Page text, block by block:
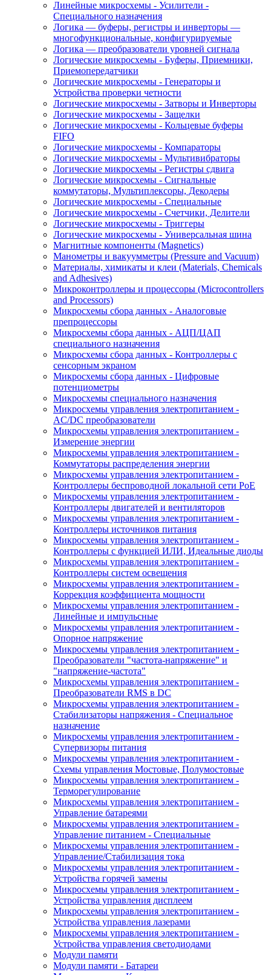
Линейные микросхемы - Усилители -
Специального назначения
Логика — буферы, регистры и инверторы —
многофункциональные, конфигурируемые
Логика — преобразователи уровней сигнала
Логические микросхемы - Буферы, Приемники,
Приемопередатчики
Логические микросхемы - Генераторы и
Устройства проверки четности
Логические микросхемы - Затворы и Инверторы
Логические микросхемы - Защелки
Логические микросхемы - Кольцевые буферы
FIFO
Логические микросхемы - Компараторы
Логические микросхемы - Мультивибраторы
Логические микросхемы - Регистры сдвига
Логические микросхемы - Сигнальные
коммутаторы, Мультиплексоры, Декодеры
Логические микросхемы - Специальные
Логические микросхемы - Счетчики, Делители
Логические микросхемы - Триггеры
Логические микросхемы - Универсальная шина
Магнитные компоненты (Magnetics)
Манометры и вакуумметры (Pressure and Vacuum)
Материалы, химикаты и клеи (Materials, Chemicals
and Adhesives)
Микроконтроллеры и процессоры (Microcontrollers
and Processors)
Микросхемы сбора данных - Аналоговые
препроцессоры
Микросхемы сбора данных - АЦП/ЦАП
специального назначения
Микросхемы сбора данных - Контроллеры с
сенсорным экраном
Микросхемы сбора данных - Цифровые
потенциометры
Микросхемы специального назначения
Микросхемы управления электропитанием -
AC/DC преобразователи
Микросхемы управления электропитанием -
Измерение энергии
Микросхемы управления электропитанием -
Коммутаторы распределения энергии
Микросхемы управления электропитанием -
Контроллеры беспроводной локальной сети PoE
Микросхемы управления электропитанием -
Контроллеры двигателей и вентиляторов
Микросхемы управления электропитанием -
Контроллеры источников питания
Микросхемы управления электропитанием -
Контроллеры с функцией ИЛИ, Идеальные диоды
Микросхемы управления электропитанием -
Контроллеры систем освещения
Микросхемы управления электропитанием -
Коррекция коэффициента мощности
Микросхемы управления электропитанием -
Линейные и импульсные
Микросхемы управления электропитанием -
Опорное напряжение
Микросхемы управления электропитанием -
Преобразователи "частота-напряжение" и
"напряжение-частота"
Микросхемы управления электропитанием -
Преобразователи RMS в DC
Микросхемы управления электропитанием -
Стабилизаторы напряжения - Специальное
назначение
Микросхемы управления электропитанием -
Супервизоры питания
Микросхемы управления электропитанием -
Схемы управления Мостовые, Полумостовые
Микросхемы управления электропитанием -
Терморегулирование
Микросхемы управления электропитанием -
Управление батареями
Микросхемы управления электропитанием -
Управление питанием - Специальные
Микросхемы управления электропитанием -
Управление/Стабилизация тока
Микросхемы управления электропитанием -
Устройства горячей замены
Микросхемы управления электропитанием -
Устройства управления дисплеем
Микросхемы управления электропитанием -
Устройства управления лазерами
Микросхемы управления электропитанием -
Устройства управления светодиодами
Модули памяти
Модули памяти - Батареи